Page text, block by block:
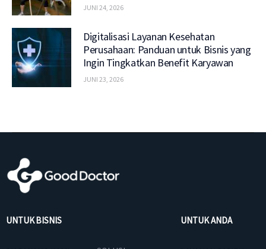
JUNI 24, 2026
Digitalisasi Layanan Kesehatan
Perusahaan: Panduan untuk Bisnis yang
Ingin Tingkatkan Benefit Karyawan
JUNI 23, 2026
UNTUK BISNIS UNTUK ANDA